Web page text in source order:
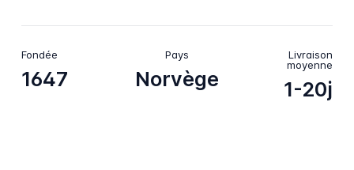
Fondée
1647
Pays
Norvège
Livraison
moyenne
1-20j